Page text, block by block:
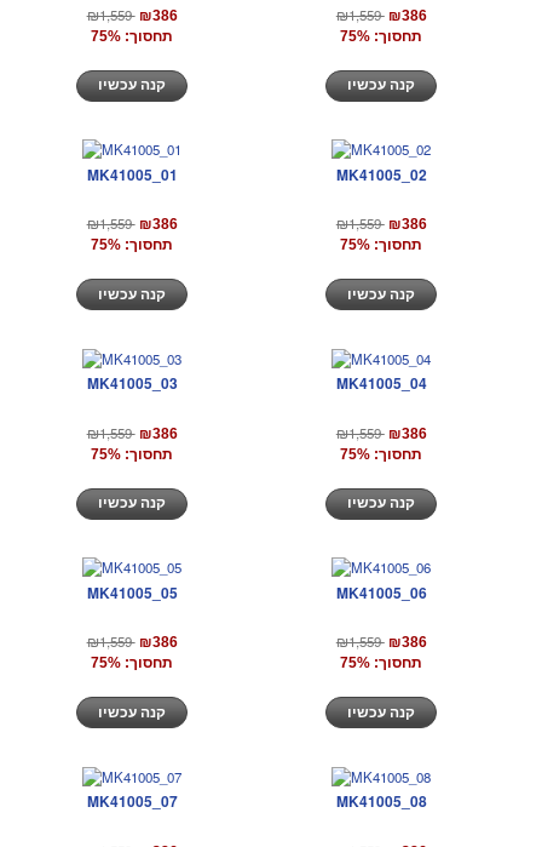
₪1,559 ₪386
תחסוך: 75%
₪1,559 ₪386
תחסוך: 75%
MK41005_01
₪1,559 ₪386
תחסוך: 75%
MK41005_02
₪1,559 ₪386
תחסוך: 75%
MK41005_03
₪1,559 ₪386
תחסוך: 75%
MK41005_04
₪1,559 ₪386
תחסוך: 75%
MK41005_05
₪1,559 ₪386
תחסוך: 75%
MK41005_06
₪1,559 ₪386
תחסוך: 75%
MK41005_07 MK41005_08